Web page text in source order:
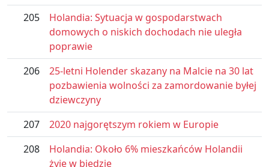
205
Holandia: Sytuacja w gospodarstwach
domowych o niskich dochodach nie uległa
poprawie
206
25-letni Holender skazany na Malcie na 30 lat
pozbawienia wolności za zamordowanie byłej
dziewczyny
207
2020 najgorętszym rokiem w Europie
208
Holandia: Około 6% mieszkańców Holandii
żyje w biedzie